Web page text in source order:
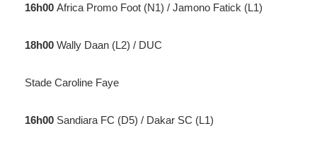
16h00 Africa Promo Foot (N1) / Jamono Fatick (L1)
18h00 Wally Daan (L2) / DUC
Stade Caroline Faye
16h00 Sandiara FC (D5) / Dakar SC (L1)